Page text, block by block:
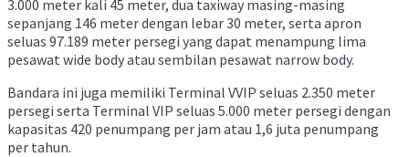
3.000 meter kali 45 meter, dua taxiway masing-masing
sepanjang 146 meter dengan lebar 30 meter, serta apron
seluas 97.189 meter persegi yang dapat menampung lima
pesawat wide body atau sembilan pesawat narrow body.
Bandara ini juga memiliki Terminal VVIP seluas 2.350 meter
persegi serta Terminal VIP seluas 5.000 meter persegi dengan
kapasitas 420 penumpang per jam atau 1,6 juta penumpang
per tahun.